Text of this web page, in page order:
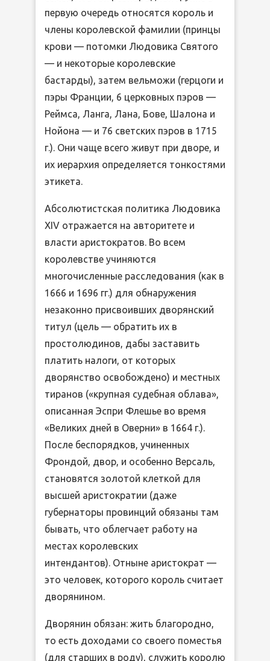
первую очередь относятся король и
члены королевской фамилии (принцы
крови — потомки Людовика Святого
— и некоторые королевские
бастарды), затем вельможи (герцоги и
пэры Франции, 6 церковных пэров —
Реймса, Ланга, Лана, Бове, Шалона и
Нойона — и 76 светских пэров в 1715
г.). Они чаще всего живут при дворе, и
их иерархия определяется тонкостями
этикета.
Абсолютистская политика Людовика
XIV отражается на авторитете и
власти аристократов. Во всем
королевстве учиняются
многочисленные расследования (как в
1666 и 1696 гг.) для обнаружения
незаконно присвоивших дворянский
титул (цель — обратить их в
простолюдинов, дабы заставить
платить налоги, от которых
дворянство освобождено) и местных
тиранов («крупная судебная облава»,
описанная Эспри Флешье во время
«Великих дней в Оверни» в 1664 г.).
После беспорядков, учиненных
Фрондой, двор, и особенно Версаль,
становятся золотой клеткой для
высшей аристократии (даже
губернаторы провинций обязаны там
бывать, что облегчает работу на
местах королевских
интендантов). Отныне аристократ —
это человек, которого король считает
дворянином.
Дворянин обязан: жить благородно,
то есть доходами со своего поместья
(для старших в роду), служить королю